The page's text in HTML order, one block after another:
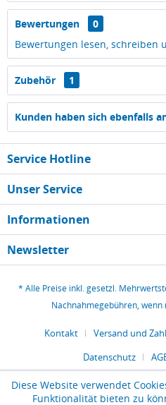
Bewertungen
0
Bewertungen lesen, schreiben
Zubehör 1
Kunden haben sich ebenfalls
Service Hotline
Unser Service
Informationen
Newsletter
* Alle Preise inkl. gesetzl.
Nachnahmegebühren,
Kontakt Versand und
Datenschutz
Diese Website verwendet
Funktionalität bieten zu